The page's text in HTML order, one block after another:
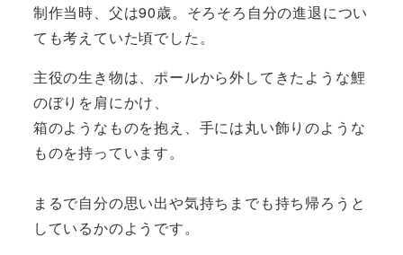
制作当時、父は90歳。そろそろ自分の進退につい
ても考えていた頃でした。
主役の生き物は、ポールから外してきたような鯉
のぼりを肩にかけ、
箱のようなものを抱え、手には丸い飾りのような
ものを持っています。
まるで自分の思い出や気持ちまでも持ち帰ろうと
しているかのようです。